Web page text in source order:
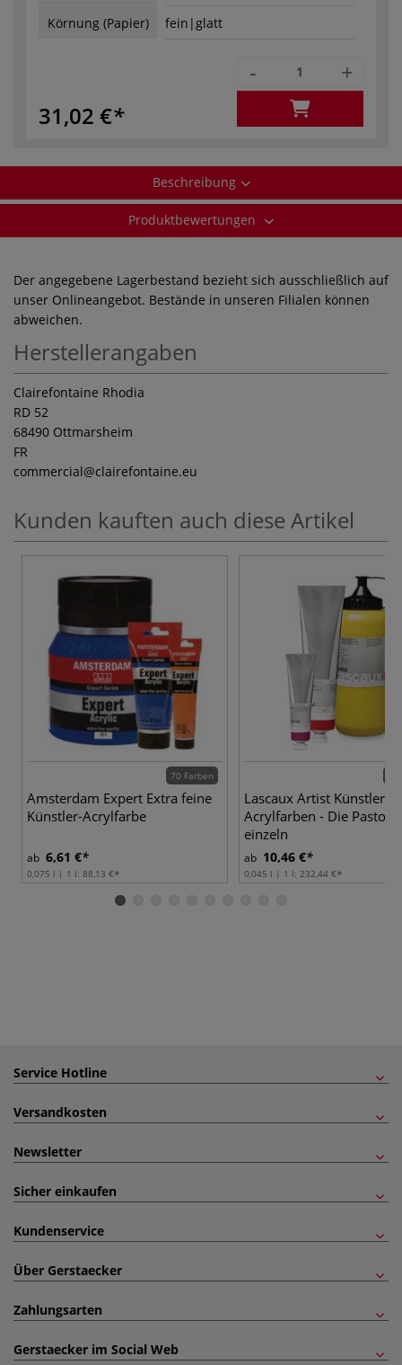
Körnung (Papier)
fein|glatt
31,02 €
- +
Beschreibung
Produktbewertungen
Der angegebene Lagerbestand bezieht sich ausschließlich auf
unser Onlineangebot. Bestände in unseren Filialen können
abweichen.
Herstellerangaben
Clairefontaine Rhodia
RD 52
68490 Ottmarsheim
FR
commercial@clairefontaine.eu
Kunden kauften auch diese Artikel
70 Farben
Amsterdam Expert Extra feine
Künstler-Acrylfarbe
ab 6,61 €
0,075 l | 1 l: 88,13 €
Lascaux Artist Künstler-
Acrylfarben - Die Pastose,
einzeln
ab 10,46 €
0,045 l | 1 l: 232,44 €
Service Hotline
Versandkosten
Newsletter
Sicher einkaufen
Kundenservice
Über Gerstaecker
Zahlungsarten
Gerstaecker im Social Web